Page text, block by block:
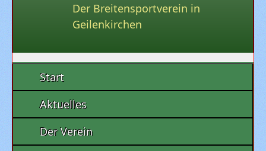
Der Breitensportverein in
Geilenkirchen
Start
Aktuelles
Der Verein